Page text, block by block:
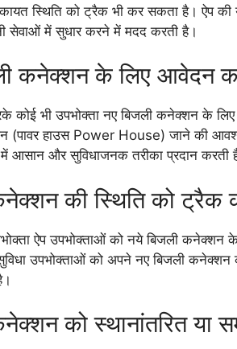
स्थिति को ट्रैक भी कर सकता है। ऐप की
सेवाओं में सुधार करने में मदद करती है।
कनेक्शन के लिए आवेदन
कोई भी उपभोक्ता नए बिजली कनेक्शन के
(पावर हाउस Power House) जाने की
आसान और सुविधाजनक तरीका प्रदान करती
की स्थिति को ट्रैक
ऐप उपभोक्ताओं को नये बिजली
उपभोक्ताओं को अपने नए बिजली
को स्थानांतरित या